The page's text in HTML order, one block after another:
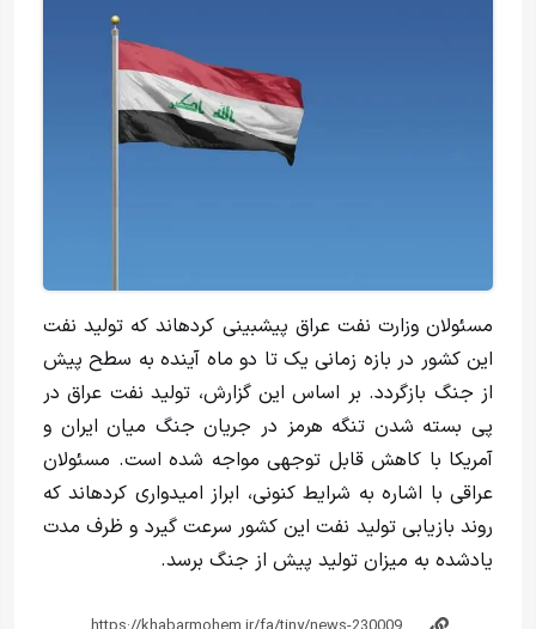
مسئولان وزارت نفت عراق پیشبینی کردهاند که تولید نفت
این کشور در بازه زمانی یک تا دو ماه آینده به سطح پیش
از جنگ بازگردد. بر اساس این گزارش، تولید نفت عراق در
پی بسته شدن تنگه هرمز در جریان جنگ میان ایران و
آمریکا با کاهش قابل توجهی مواجه شده است. مسئولان
عراقی با اشاره به شرایط کنونی، ابراز امیدواری کردهاند که
روند بازیابی تولید نفت این کشور سرعت گیرد و ظرف مدت
یادشده به میزان تولید پیش از جنگ برسد.